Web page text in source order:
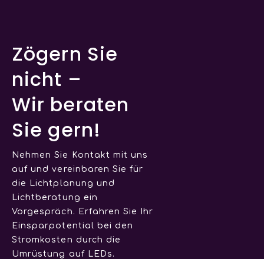
Zögern Sie
nicht –
Wir beraten
Sie gern!
Nehmen Sie Kontakt mit uns
auf und vereinbaren Sie für
die Lichtplanung und
Lichtberatung ein
Vorgespräch. Erfahren Sie Ihr
Einsparpotential bei den
Stromkosten durch die
Umrüstung auf LEDs.